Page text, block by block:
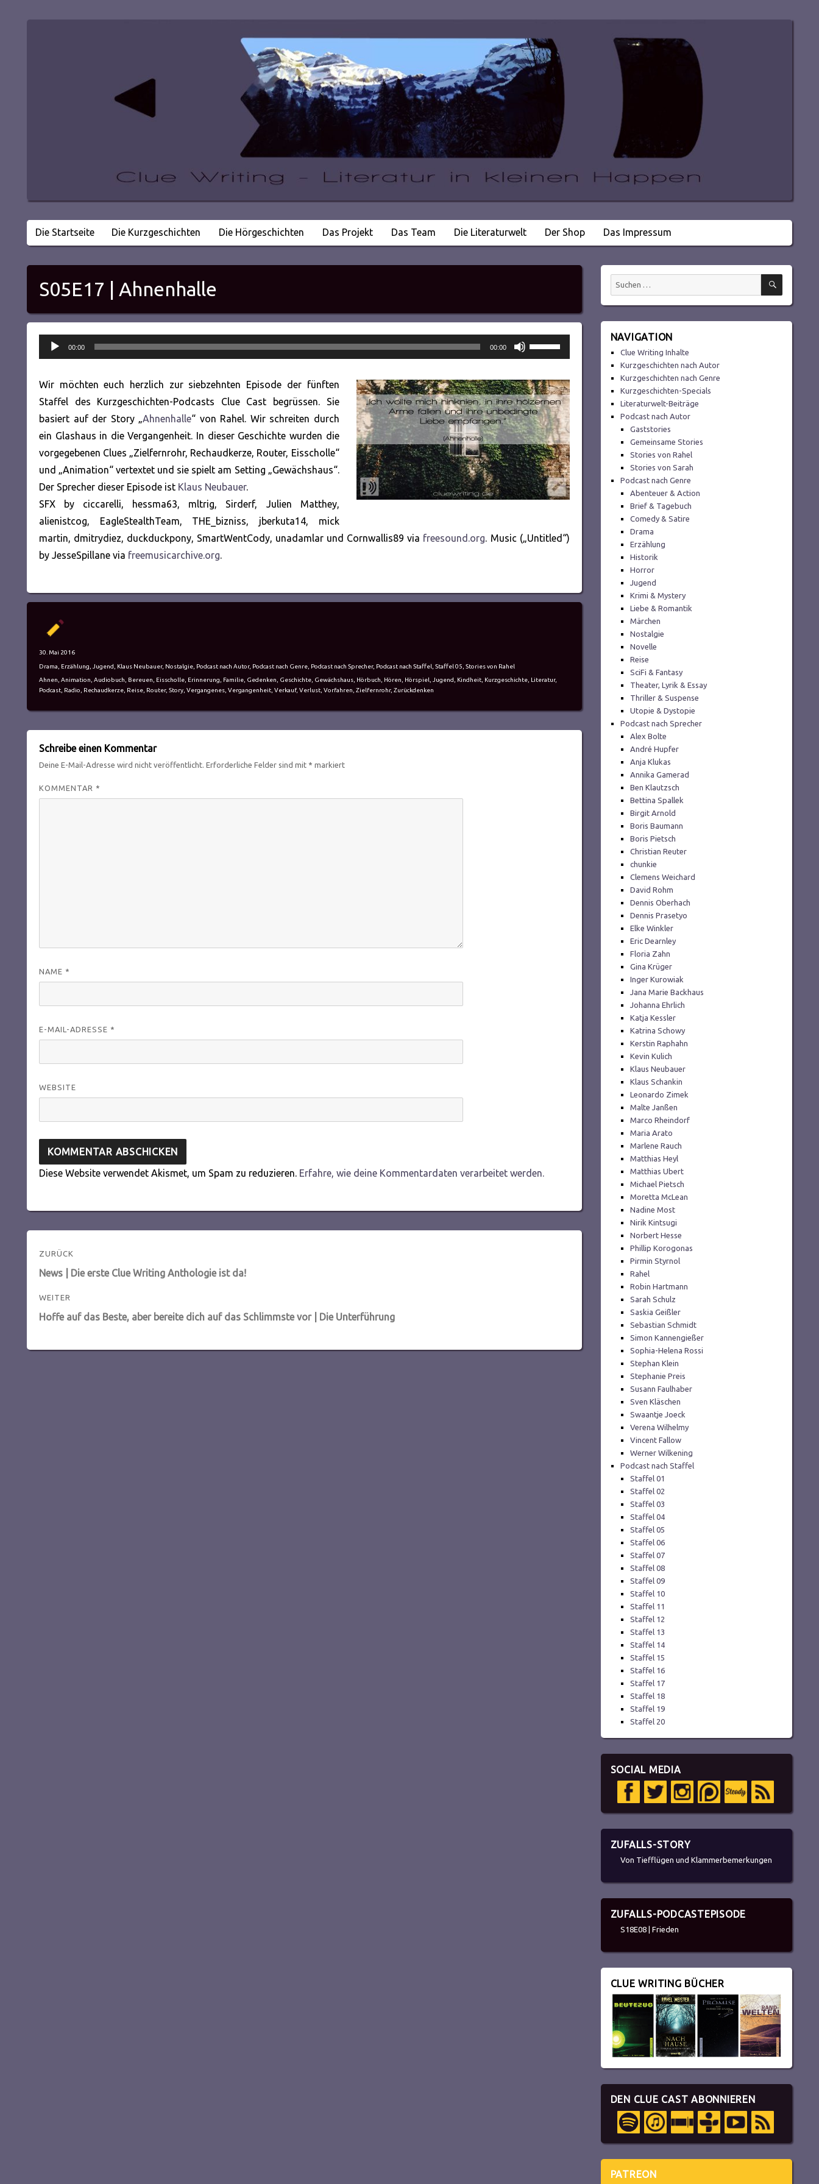
Clue Writing
Die Startseite Die Kurzgeschichten Die Hörgeschichten Das Projekt Das Team Die Literaturwelt Der Shop Das Impressum
S05E17 | Ahnenhalle
Audio-
Player
00:00 00:00
Pfeiltasten
Hoch/Runter
um
die
Lautstärke
zu
regeln.
Wir möchten euch herzlich zur siebzehnten Episode der fünften
Staffel des Kurzgeschichten-Podcasts Clue Cast begrüssen. Sie
basiert auf der Story „Ahnenhalle“ von Rahel. Wir schreiten durch
ein Glashaus in die Vergangenheit. In dieser Geschichte wurden die
vorgegebenen Clues „Zielfernrohr, Rechaudkerze, Router, Eisscholle“
und „Animation“ vertextet und sie spielt am Setting „Gewächshaus“.
Der Sprecher dieser Episode ist Klaus Neubauer.
SFX by ciccarelli, hessma63, mltrig, Sirderf, Julien Matthey,
alienistcog, EagleStealthTeam, THE_bizniss, jberkuta14, mick
martin, dmitrydiez, duckduckpony, SmartWentCody, unadamlar und Cornwallis89 via freesound.org. Music („Untitled“)
by JesseSpillane via freemusicarchive.org.
Veröffentlicht
30. Mai 2016
Kategorien
Drama Erzählung Jugend Klaus Neubauer, Nostalgie Podcast nach Autor, Podcast nach Genre Podcast nach Sprecher, Podcast nach Staffel Staffel 05 Stories von Rahel
Schlagwörter
Ahnen Animation Audiobuch Bereuen Eisscholle Erinnerung Familie Gedenken Geschichte Gewächshaus Hörbuch Hören Hörspiel Jugend Kindheit Kurzgeschichte Literatur,
Podcast Radio Rechaudkerze Reise Router, Story Vergangenes Vergangenheit Verkauf, Verlust Vorfahren Zielfernrohr, Zurückdenken
Schreibe einen Kommentar
Deine E-Mail-Adresse wird nicht veröffentlicht. Erforderliche Felder sind mit * markiert
KOMMENTAR *
NAME *
E-MAIL-ADRESSE *
WEBSITE
Diese Website verwendet Akismet, um Spam zu reduzieren. Erfahre, wie deine Kommentardaten verarbeitet werden.
Beitragsnavigation
ZURÜCK
Vorheriger
News | Die erste Clue Writing Anthologie ist da!
WEITER
Nächster
Hoffe auf das Beste, aber bereite dich auf das Schlimmste vor | Die Unterführung
Suchen
SUCHEN
NAVIGATION
Clue Writing Inhalte
Kurzgeschichten nach Autor
Kurzgeschichten nach Genre
Kurzgeschichten-Specials
Literaturwelt-Beiträge
Podcast nach Autor
Gaststories
Gemeinsame Stories
Stories von Rahel
Stories von Sarah
Podcast nach Genre
Abenteuer & Action
Brief & Tagebuch
Comedy & Satire
Drama
Erzählung
Historik
Horror
Jugend
Krimi & Mystery
Liebe & Romantik
Märchen
Nostalgie
Novelle
Reise
SciFi & Fantasy
Theater, Lyrik & Essay
Thriller & Suspense
Utopie & Dystopie
Podcast nach Sprecher
Alex Bolte
André Hupfer
Anja Klukas
Annika Gamerad
Ben Klautzsch
Bettina Spallek
Birgit Arnold
Boris Baumann
Boris Pietsch
Christian Reuter
chunkie
Clemens Weichard
David Rohm
Dennis Oberhach
Dennis Prasetyo
Elke Winkler
Eric Dearnley
Floria Zahn
Gina Krüger
Inger Kurowiak
Jana Marie Backhaus
Johanna Ehrlich
Katja Kessler
Katrina Schowy
Kerstin Raphahn
Kevin Kulich
Klaus Neubauer
Klaus Schankin
Leonardo Zimek
Malte Janßen
Marco Rheindorf
Maria Arato
Marlene Rauch
Matthias Heyl
Matthias Ubert
Michael Pietsch
Moretta McLean
Nadine Most
Nirik Kintsugi
Norbert Hesse
Phillip Korogonas
Pirmin Styrnol
Rahel
Robin Hartmann
Sarah Schulz
Saskia Geißler
Sebastian Schmidt
Simon Kannengießer
Sophia-Helena Rossi
Stephan Klein
Stephanie Preis
Susann Faulhaber
Sven Kläschen
Swaantje Joeck
Verena Wilhelmy
Vincent Fallow
Werner Wilkening
Podcast nach Staffel
Staffel 01
Staffel 02
Staffel 03
Staffel 04
Staffel 05
Staffel 06
Staffel 07
Staffel 08
Staffel 09
Staffel 10
Staffel 11
Staffel 12
Staffel 13
Staffel 14
Staffel 15
Staffel 16
Staffel 17
Staffel 18
Staffel 19
Staffel 20
SOCIAL MEDIA
ZUFALLS-STORY
Von Tiefflügen und Klammerbemerkungen
ZUFALLS-PODCASTEPISODE
S18E08 | Frieden
CLUE WRITING BÜCHER
DEN CLUE CAST ABONNIEREN
PATREON